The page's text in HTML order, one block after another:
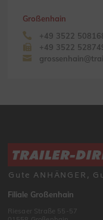
Großenhain
+49 3522
+49 3522
Gute ANHÄNGER,
Filiale Großenhain
Riesaer Straße 55-57